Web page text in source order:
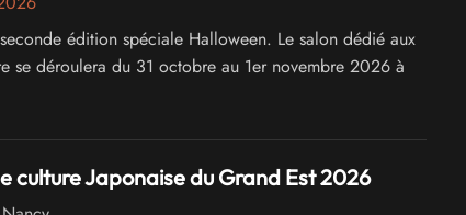
édition spéciale Halloween. Le salon dédié aux
se déroulera du 31 octobre au 1er novembre 2026 à
culture Japonaise du Grand Est 2026